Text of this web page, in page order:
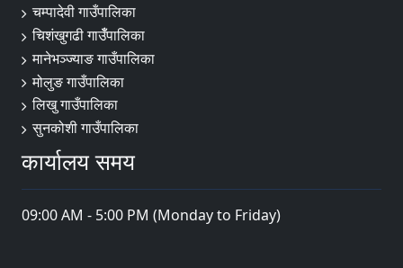
चम्पादेवी गाउँपालिका
चिशंखुगढी गाउँँपालिका
मानेभञ्‍ज्याङ गाउँपालिका
मोलुङ गाउँपालिका
लिखु गाउँपालिका
सुनकोशी गाउँपालिका
कार्यालय समय
09:00 AM - 5:00 PM (Monday to Friday)